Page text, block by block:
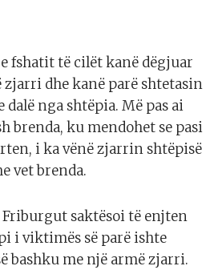
fshatit të cilët kanë dëgjuar
zjarri dhe kanë parë shtetasin
dalë nga shtëpia. Më pas ai
brenda, ku mendohet se pasi
i ka vënë zjarrin shtëpisë
vet brenda.
saktësoi të enjten
i viktimës së parë ishte
bashku me një armë zjarri.